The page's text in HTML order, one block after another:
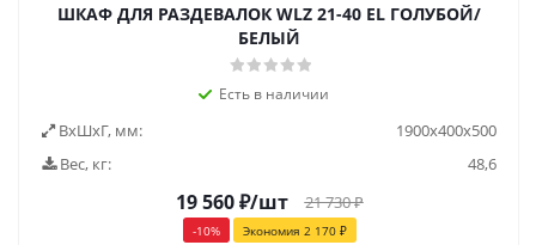
ШКАФ ДЛЯ РАЗДЕВАЛОК WLZ 21-40 EL ГОЛУБОЙ/
БЕЛЫЙ
Есть в наличии
ВxШxГ, мм:
1900x400x500
Вес, кг:
48,6
19 560₽/шт 21 730₽
-10% Экономия 2 170₽